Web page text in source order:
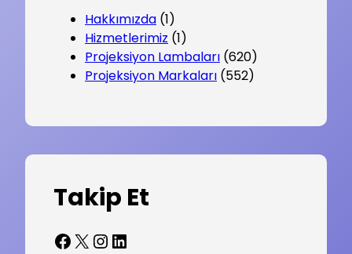
Hakkımızda (1)
Hizmetlerimiz (1)
Projeksiyon Lambaları (620)
Projeksiyon Markaları (552)
Takip Et
Facebook X InstagramLinkedIn